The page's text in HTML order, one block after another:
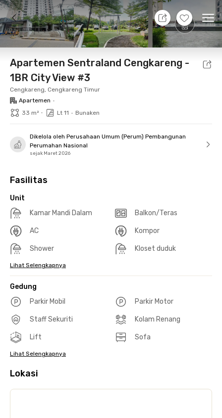
+10
10 Agt 26 - Belum tahu
Foto Fasilitas bersama Lokasi Aturan
Apartemen Sentraland Cengkareng -
1BR City View #3
Cengkareng, Cengkareng Timur
Apartemen •
33 m² • Lt 11 • Bunaken
Dikelola oleh Perusahaan Umum (Perum) Pembangunan
Perumahan Nasional
sejak Maret 2026
Fasilitas
Unit
Kamar Mandi Dalam
Balkon/Teras
AC Kompor
Shower Kloset duduk
Lihat Selengkapnya
Gedung
Parkir Mobil
Parkir Motor
Staff Sekuriti Kolam Renang
Lift Sofa
Lihat Selengkapnya
Lokasi